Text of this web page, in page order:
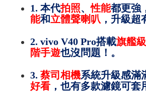
1. 本代拍照、性能都更強
能和立體聲喇叭 ，升級超
2. vivo V40 Pro搭載旗艦
階手遊也沒問題！。
3. 蔡司相機系統升級感滿
好看 ，也有多款濾鏡可套